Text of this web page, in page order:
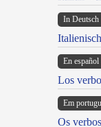
In Deutsch
En español
Los
Em
Os